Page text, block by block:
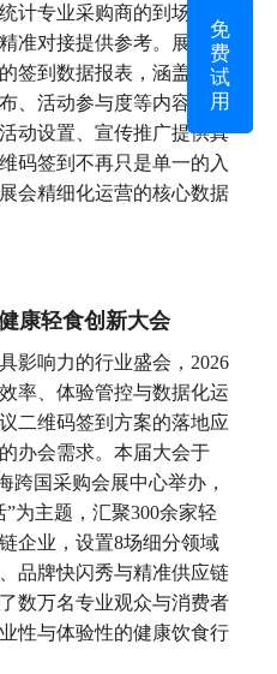
计专业采购商的到场情
准对接提供参考。展会结
签到数据报表，涵盖全周
、活动参与度等内容，为
动设置、宣传推广提供真
码签到不再只是单一的入
会精细化运营的核心数据
康轻食创新大会
影响力的行业盛会，2026
率、体验管控与数据化运
二维码签到方案的落地应
办会需求。本届大会于
跨国采购会展中心举办，
为主题，汇聚300余家轻
企业，设置8场细分领域
品牌快闪秀与精准供应链
数万名专业观众与消费者
性与体验性的健康饮食行
免
费
试
用